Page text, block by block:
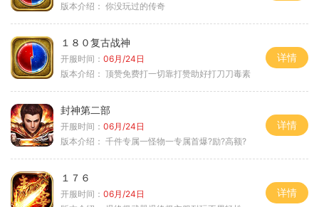
版本介绍： 你没玩过的传奇
１８０复古战神
开服时间： 06月/24日
版本介绍： 顶赞免费打一切靠打赞助好打刀刀毒素
详情
封神第二部
开服时间： 06月/24日
版本介绍： 千件专属一怪物一专属首爆?励?高额?
详情
１７６
开服时间： 06月/24日
详情